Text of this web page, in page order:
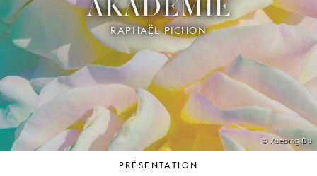
ABONNEMENTS
VOTRE
VISITE
JEUNE
PUBLIC
MONNAIE
© Xuebing Du
RAPHAËL PICHON
PRÉSENTATION